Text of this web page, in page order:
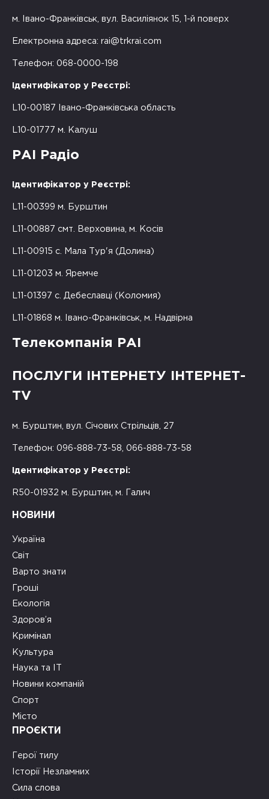
м. Івано-Франківськ, вул. Василіянок 15, 1-й поверх
Електронна адреса: rai@trkrai.com
Телефон: 068-0000-198
Ідентифікатор у Реєстрі:
L10-00187 Івано-Франківська область
L10-01777 м. Калуш
РАІ Радіо
Ідентифікатор у Реєстрі:
L11-00399 м. Бурштин
L11-00887 смт. Верховина, м. Косів
L11-00915 с. Мала Тур'я (Долина)
L11-01203 м. Яремче
L11-01397 с. Дебеславці (Коломия)
L11-01868 м. Івано-Франківськ, м. Надвірна
Телекомпанія РАІ
ПОСЛУГИ ІНТЕРНЕТУ ІНТЕРНЕТ-
TV
м. Бурштин, вул. Січових Стрільців, 27
Телефон: 096-888-73-58, 066-888-73-58
Ідентифікатор у Реєстрі:
R50-01932 м. Бурштин, м. Галич
НОВИНИ
Україна
Світ
Варто знати
Гроші
Екологія
Здоров’я
Кримінал
Культура
Наука та ІТ
Новини компаній
Спорт
Місто
ПРОЄКТИ
Герої тилу
Історії Незламних
Сила слова